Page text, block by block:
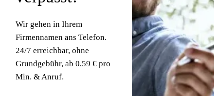
Wir gehen in Ihrem
Firmennamen ans Telefon.
24/7 erreichbar, ohne
Grundgebühr, ab 0,59 € pro
Min. & Anruf.